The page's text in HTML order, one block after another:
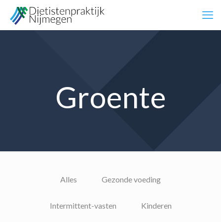
Groente
Alles Gezonde voeding
Intermittent-vasten Kinderen